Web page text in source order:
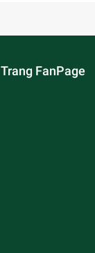
Trang FanPage